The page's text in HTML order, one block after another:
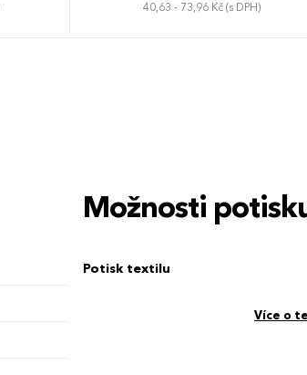
40,63 - 73,96 Kč (s DPH)
Možnosti
Potisk textilu
Více o